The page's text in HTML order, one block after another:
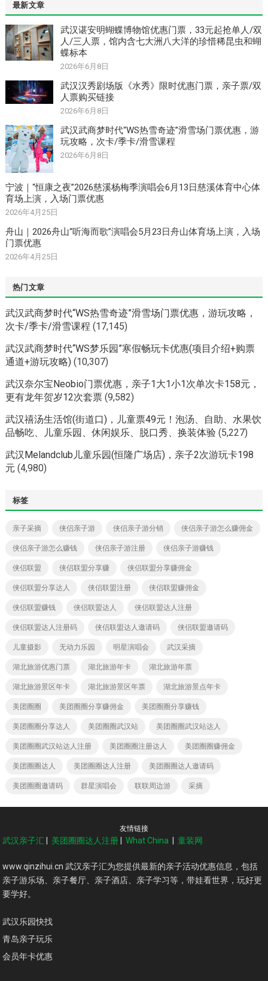
最新文章
武汉谌安明蝴蝶博物馆优惠门票，33元起抢单人/双
人/三人票，馆内含七大洲八大洋的珍惜稀昆虫和蝴
蝶标本
2026年6月8日
武汉汉秀剧场版《水秀》限时优惠门票，亲子票/双
人票购买链接
2026年6月8日
武汉武商梦时代“WS热雪奇迹”滑雪场门票优惠，游
玩攻略，次卡/季卡/滑雪课程
2026年6月8日
宁波｜“恒康之夜”2026慈溪杨梅季演唱会6月13日慈溪体育中心体
育场上演，入场门票优惠
2026年4月25日
舟山｜2026舟山“听海而歌”演唱会5月23日舟山体育场上演，入场
门票优惠
2026年4月25日
热门文章
武汉武商梦时代“WS热雪奇迹”滑雪场门票优惠，游玩攻略，
次卡/季卡/滑雪课程 (17,145)
武汉武商梦时代“WS梦乐园”寒假畅玩卡优惠(项目介绍+购票
通道+游玩攻略) (10,307)
武汉奈尔宝Neobio门票优惠，亲子1大1小1次单次卡158元，
更有龙年贺岁12次套票 (9,582)
武汉禧汤生活馆(街道口)，儿童票49元！泡汤、自助、水果饮
品畅吃、儿童乐园、休闲娱乐、脱口秀、换装体验 (5,227)
武汉Melandclub儿童乐园(恒隆广场店)，亲子2次游玩卡198
元 (4,980)
标签
亲子采摘 侠侣亲子游 侠侣亲子游分销 侠侣亲子游怎么赚佣金
侠侣亲子游怎么赚钱 侠侣亲子游注册 侠侣亲子游赚钱
侠侣联盟 侠侣联盟分享赚 侠侣联盟分享赚佣金
侠侣联盟分享达人 侠侣联盟注册 侠侣联盟赚佣金
侠侣联盟赚钱 侠侣联盟达人 侠侣联盟达人注册
侠侣联盟达人注册码 侠侣联盟达人邀请码 侠侣联盟邀请码
儿童摄影 无动力乐园 明星演唱会 武汉采摘
湖北旅游优惠门票 湖北旅游年卡 湖北旅游年票
湖北旅游景区年卡 湖北旅游景区年票 湖北旅游景点年卡
美团圈圈 美团圈圈分享赚佣金 美团圈圈分享赚钱
美团圈圈分享达人 美团圈圈武汉站 美团圈圈武汉站达人
美团圈圈武汉站达人注册 美团圈圈注册达人 美团圈圈赚佣金
美团圈圈达人 美团圈圈达人注册 美团圈圈达人邀请码
美团圈圈邀请码 群星演唱会 联联周边游 采摘
友情链接
武汉亲子汇 美团圈圈达人注册 |What China |童装网
www.qinzihui.cn 武汉亲子汇为您提供最新的亲子活动优惠信息，包括
亲子游乐场、亲子餐厅、亲子酒店、亲子学习等，带娃看世界，玩好更
要学好。
武汉乐园快找
青岛亲子玩乐
会员年卡优惠